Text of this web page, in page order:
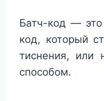
Батч-код —
код, который
тиснения, или
способом.